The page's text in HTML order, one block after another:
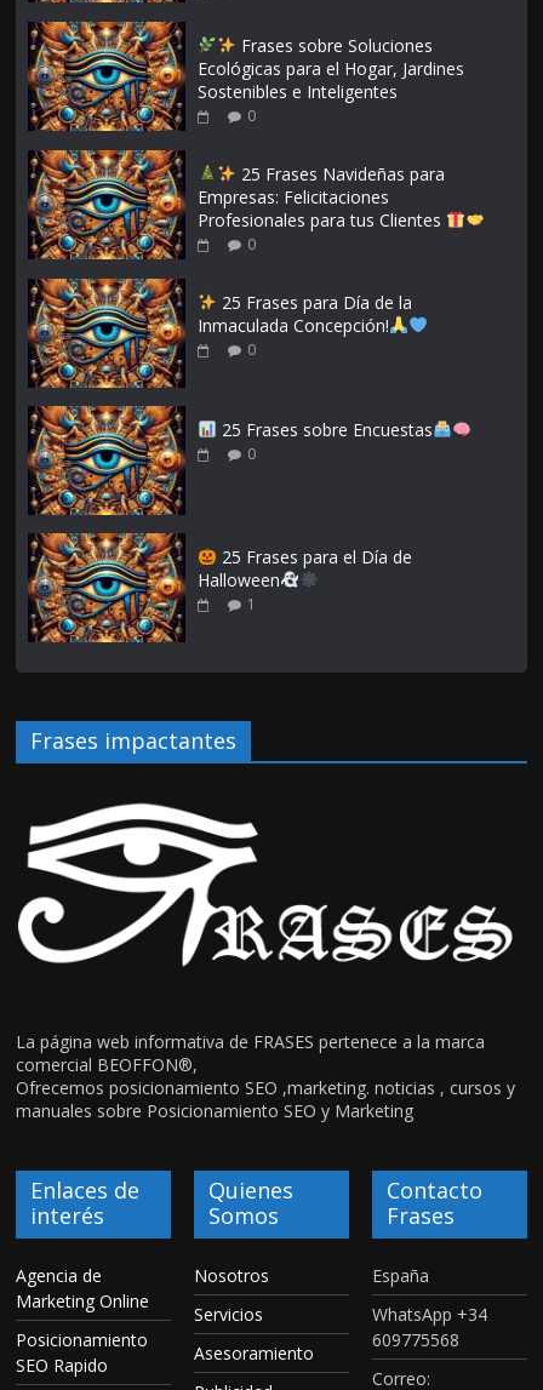
Frases sobre Soluciones
Ecológicas para el Hogar, Jardines
Sostenibles e Inteligentes
0
25 Frases Navideñas para
Empresas: Felicitaciones
Profesionales para tus Clientes
0
25 Frases para Día de la
Inmaculada Concepción!
0
25 Frases sobre Encuestas
0
25 Frases para el Día de
Halloween
1
Frases impactantes
La página web informativa de FRASES pertenece a la marca
comercial BEOFFON®,
Ofrecemos posicionamiento SEO ,marketing. noticias , cursos y
manuales sobre Posicionamiento SEO y Marketing
Enlaces de
interés
Agencia de
Marketing Online
Posicionamiento
SEO Rapido
Quienes
Somos
Nosotros
Servicios
Asesoramiento
Contacto
Frases
España
WhatsApp +34
609775568
Correo: